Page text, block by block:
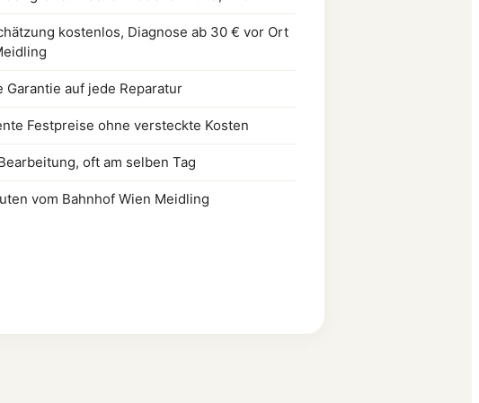
kostenlos, Diagnose ab 30 € vor Ort
Garantie auf jede Reparatur
Festpreise ohne versteckte Kosten
oft am selben Tag
vom Bahnhof Wien Meidling